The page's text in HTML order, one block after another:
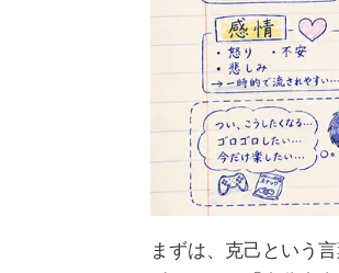
まずは、克己という